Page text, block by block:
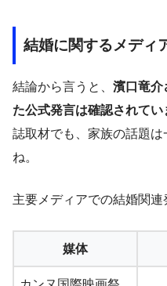
結婚に関するメディ
結論から言うと、 濱口竜介
た公式発言は確認されてい
誌取材でも、家族の話題
ね。
主要メディアでの結婚関連
媒体